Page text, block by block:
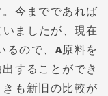
今までであれば
ましたが、現在
るので、A原料を
することができ
も新旧の比較が